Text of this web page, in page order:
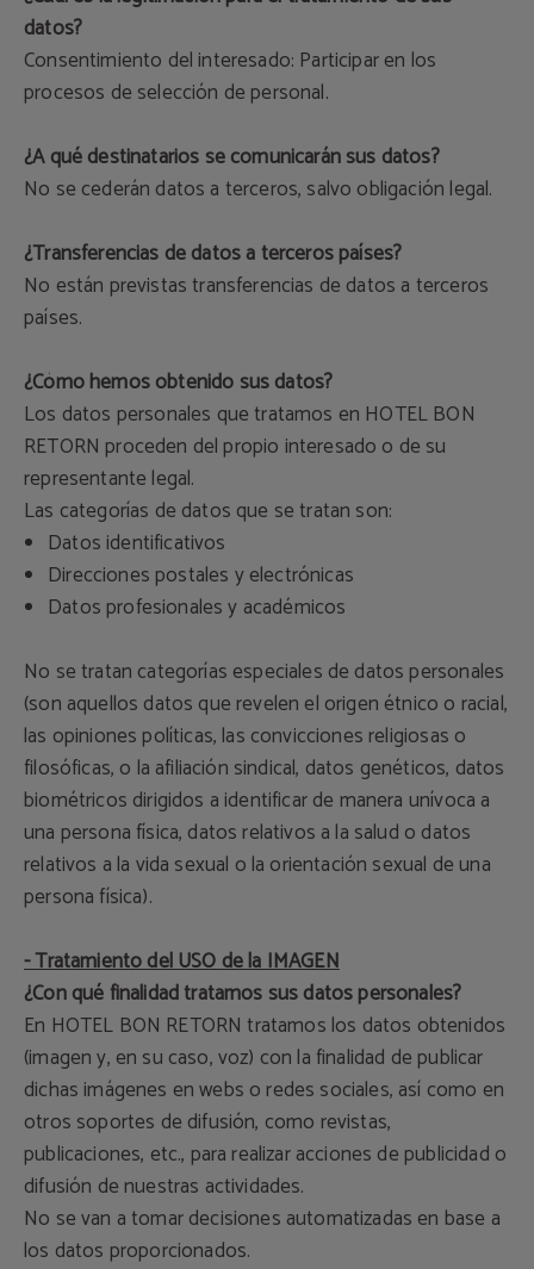
datos?
Consentimiento del interesado: Participar en los
procesos de selección de personal.
¿A qué destinatarios se comunicarán sus datos?
No se cederán datos a terceros, salvo obligación legal.
¿Transferencias de datos a terceros países?
No están previstas transferencias de datos a terceros
países.
¿Cómo hemos obtenido sus datos?
Los datos personales que tratamos en HOTEL BON
RETORN proceden del propio interesado o de su
representante legal.
Las categorías de datos que se tratan son:
Datos identificativos
Direcciones postales y electrónicas
Datos profesionales y académicos
No se tratan categorías especiales de datos personales
(son aquellos datos que revelen el origen étnico o racial,
las opiniones políticas, las convicciones religiosas o
filosóficas, o la afiliación sindical, datos genéticos, datos
biométricos dirigidos a identificar de manera unívoca a
una persona física, datos relativos a la salud o datos
relativos a la vida sexual o la orientación sexual de una
persona física).
- Tratamiento del USO de la IMAGEN
¿Con qué finalidad tratamos sus datos personales?
En HOTEL BON RETORN tratamos los datos obtenidos
(imagen y, en su caso, voz) con la finalidad de publicar
dichas imágenes en webs o redes sociales, así como en
otros soportes de difusión, como revistas,
publicaciones, etc., para realizar acciones de publicidad o
difusión de nuestras actividades.
No se van a tomar decisiones automatizadas en base a
los datos proporcionados.